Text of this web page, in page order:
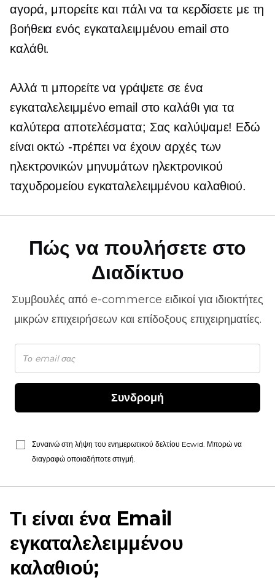
αγορά, μπορείτε και πάλι να τα κερδίσετε με τη
βοήθεια ενός εγκαταλειμμένου email στο
καλάθι.
Αλλά τι μπορείτε να γράψετε σε ένα
εγκαταλελειμμένο email στο καλάθι για τα
καλύτερα αποτελέσματα; Σας καλύψαμε! Εδώ
είναι οκτώ -πρέπει να έχουν αρχές των
ηλεκτρονικών μηνυμάτων ηλεκτρονικού
ταχυδρομείου εγκαταλελειμμένου καλαθιού.
Πώς να πουλήσετε στο
Διαδίκτυο
Συμβουλές από e-commerce ειδικοί για ιδιοκτήτες
μικρών επιχειρήσεων και επίδοξους επιχειρηματίες.
Συνδρομή
Συναινώ στη λήψη του ενημερωτικού δελτίου Ecwid. Μπορώ να
διαγραφώ οποιαδήποτε στιγμή.
Τι είναι ένα Email
εγκαταλελειμμένου
καλαθιού;